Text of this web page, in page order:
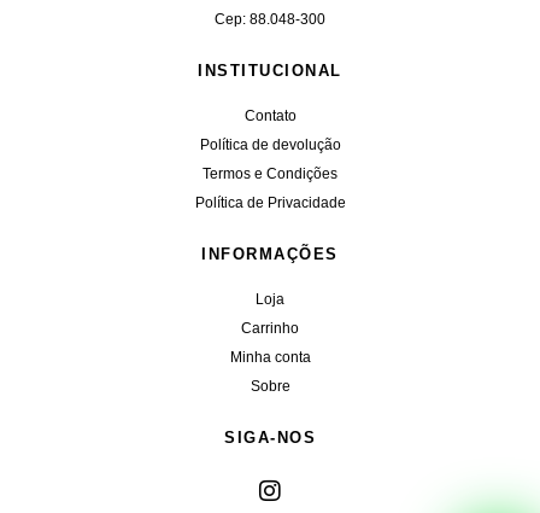
Cep: 88.048-300
INSTITUCIONAL
Contato
Política de devolução
Termos e Condições
Política de Privacidade
INFORMAÇÕES
Loja
Carrinho
Minha conta
Sobre
SIGA-NOS